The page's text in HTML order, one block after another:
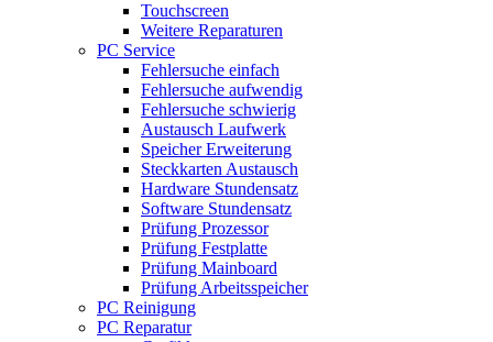
Touchscreen
Weitere Reparaturen
PC Service
Fehlersuche einfach
Fehlersuche aufwendig
Fehlersuche schwierig
Austausch Laufwerk
Speicher Erweiterung
Steckkarten Austausch
Hardware Stundensatz
Software Stundensatz
Prüfung Prozessor
Prüfung Festplatte
Prüfung Mainboard
Prüfung Arbeitsspeicher
PC Reinigung
PC Reparatur